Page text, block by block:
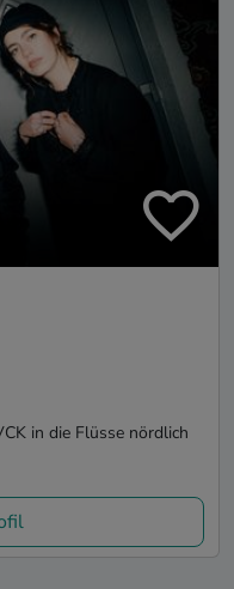
in die Flüsse nördlich